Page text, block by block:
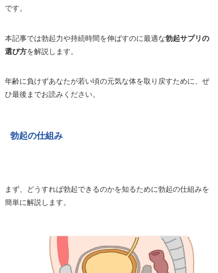
です。
本記事では勃起力や持続時間を伸ばすのに最適な勃起サプリの
選び方を解説します。
年齢に負けずあなたが若い頃の元気な体を取り戻すために、ぜ
ひ最後までお読みください。
勃起の仕組み
まず、どうすれば勃起できるのかを知るために勃起の仕組みを
簡単に解説します。